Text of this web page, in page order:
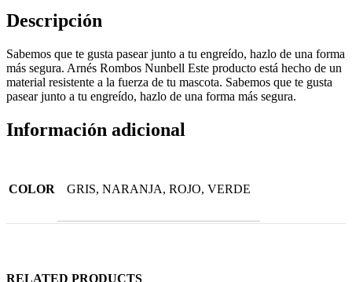
Descripción
Sabemos que te gusta pasear junto a tu engreído, hazlo de una forma
más segura. Arnés Rombos Nunbell Este producto está hecho de un
material resistente a la fuerza de tu mascota. Sabemos que te gusta
pasear junto a tu engreído, hazlo de una forma más segura.
Información adicional
COLOR GRIS, NARANJA, ROJO, VERDE
RELATED PRODUCTS